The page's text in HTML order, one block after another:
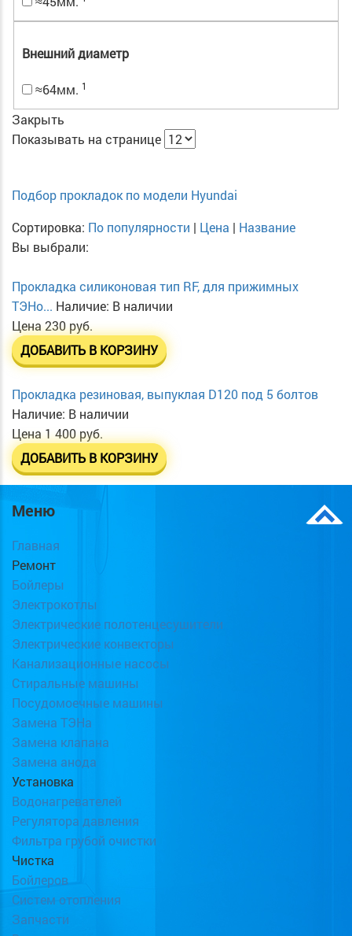
Внешний диаметр
≈64мм. 1
Закрыть
Показывать на странице
Подбор прокладок по модели Hyundai
Сортировка: По популярности | Цена | Название
Вы выбрали:
Прокладка силиконовая тип RF, для прижимных
ТЭНо... Наличие: В наличии
Цена 230 руб.
ДОБАВИТЬ В КОРЗИНУ
Прокладка резиновая, выпуклая D120 под 5 болтов
Наличие: В наличии
Цена 1 400 руб.
ДОБАВИТЬ В КОРЗИНУ
Меню
Главная
Ремонт
Бойлеры
Электрокотлы
Электрические полотенцесушители
Электрические конвекторы
Канализационные насосы
Стиральные машины
Посудомоечные машины
Замена ТЭНа
Замена клапана
Замена анода
Установка
Водонагревателей
Регулятора давления
Фильтра грубой очистки
Чистка
Бойлеров
Систем отопления
Запчасти